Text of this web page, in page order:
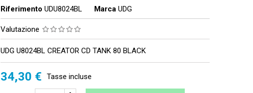
Riferimento UDU8024BL Marca UDG
Valutazione
UDG U8024BL CREATOR CD TANK 80 BLACK
34,30 € Tasse incluse